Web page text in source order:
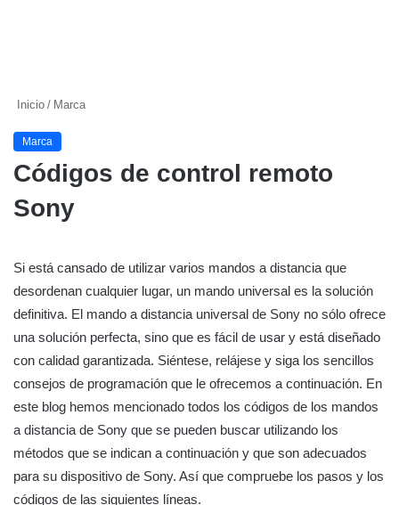
Inicio / Marca
Marca
Códigos de control remoto
Sony
Si está cansado de utilizar varios mandos a distancia que
desordenan cualquier lugar, un mando universal es la solución
definitiva. El mando a distancia universal de Sony no sólo ofrece
una solución perfecta, sino que es fácil de usar y está diseñado
con calidad garantizada. Siéntese, relájese y siga los sencillos
consejos de programación que le ofrecemos a continuación. En
este blog hemos mencionado todos los códigos de los mandos
a distancia de Sony que se pueden buscar utilizando los
métodos que se indican a continuación y que son adecuados
para su dispositivo de Sony. Así que compruebe los pasos y los
códigos de las siguientes líneas.